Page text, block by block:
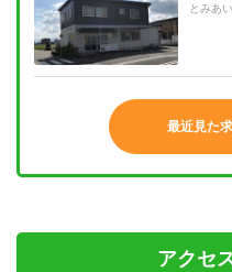
とみあ
最近見た
アクセ